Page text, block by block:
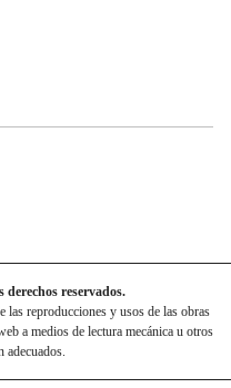
reservados.
reproducciones y usos de las obras
a medios de lectura mecánica u otros
adecuados.